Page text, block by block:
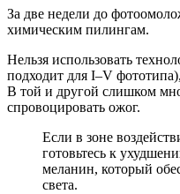
За две недели до
химическим пилингам.
Нельзя использовать
подходит для I–V
В той и другой слишком
спровоцировать ожог.
Если в зоне
готовьтесь к
меланин, который
света.